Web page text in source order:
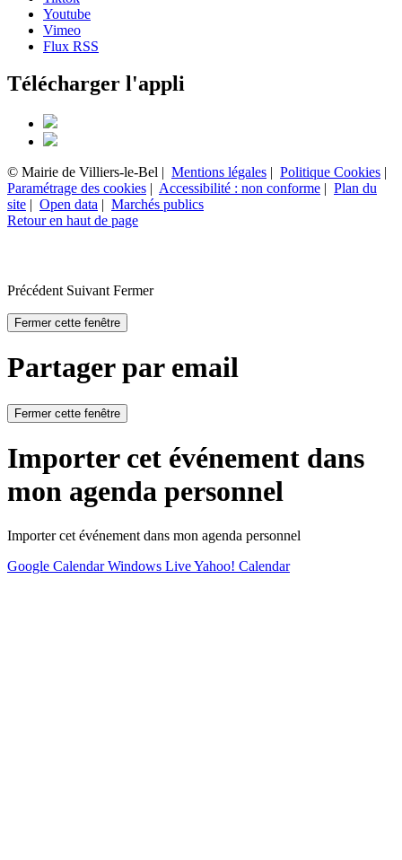
Youtube
Vimeo
Flux RSS
Télécharger l'appli
© Mairie de Villiers-le-Bel | Mentions légales | Politique Cookies |
Paramétrage des cookies | Accessibilité : non conforme | Plan du
site | Open data | Marchés publics
Retour en haut de page
Précédent Suivant Fermer
Fermer cette fenêtre
Partager par email
Fermer cette fenêtre
Importer cet événement dans
mon agenda personnel
Importer cet événement dans mon agenda personnel
Google CalendarWindows LiveYahoo! Calendar